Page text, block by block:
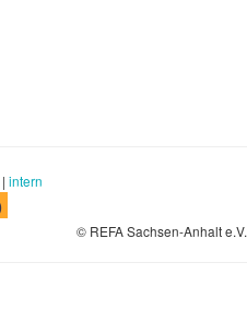
| intern
© REFA Sachsen-Anhalt e.V.